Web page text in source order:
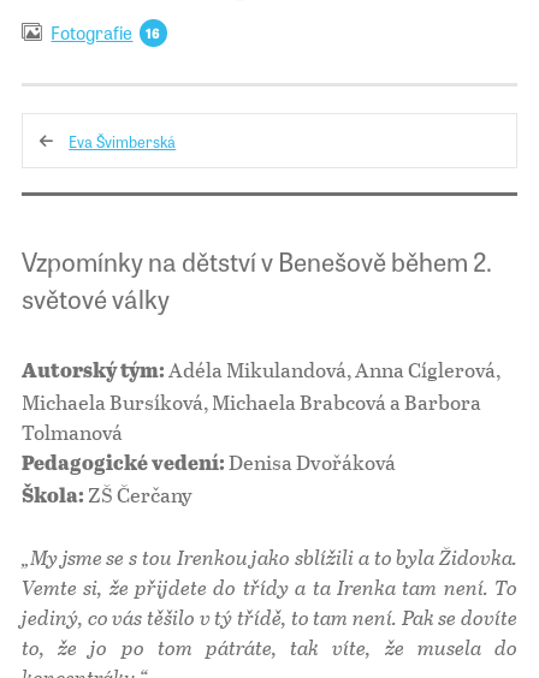
Fotografie 16
Eva Švimberská
Vzpomínky na dětství v Benešově během 2.
světové války
Autorský tým: Adéla Mikulandová, Anna Cíglerová,
Michaela Bursíková, Michaela Brabcová a Barbora
Tolmanová
Pedagogické vedení: Denisa Dvořáková
Škola: ZŠ Čerčany
„My jsme se s tou Irenkou jako sblížili a to byla Židovka.
Vemte si, že přijdete do třídy a ta Irenka tam není. To
jediný, co vás těšilo v tý třídě, to tam není. Pak se dovíte
to, že jo po tom pátráte, tak víte, že musela do